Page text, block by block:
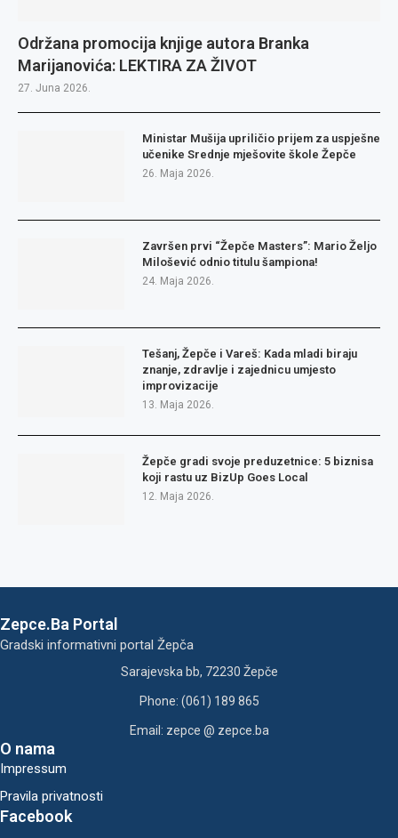
Održana promocija knjige autora Branka
Marijanovića: LEKTIRA ZA ŽIVOT
27. Juna 2026.
Ministar Mušija upriličio prijem za uspješne
učenike Srednje mješovite škole Žepče
26. Maja 2026.
Završen prvi “Žepče Masters”: Mario Željo
Milošević odnio titulu šampiona!
24. Maja 2026.
Tešanj, Žepče i Vareš: Kada mladi biraju
znanje, zdravlje i zajednicu umjesto
improvizacije
13. Maja 2026.
Žepče gradi svoje preduzetnice: 5 biznisa
koji rastu uz BizUp Goes Local
12. Maja 2026.
Zepce.Ba Portal
Gradski informativni portal Žepča
Sarajevska bb, 72230 Žepče
Phone: (061) 189 865
Email: zepce @ zepce.ba
O nama
Impressum
Pravila privatnosti
Facebook